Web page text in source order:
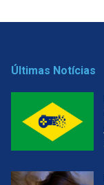
Últimas Notícias